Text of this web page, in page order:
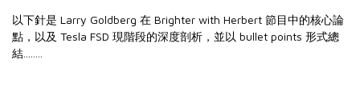
以下針是 Larry Goldberg 在 Brighter with Herbert 節目中的核心論
點，以及 Tesla FSD 現階段的深度剖析，並以 bullet points 形式總
結........